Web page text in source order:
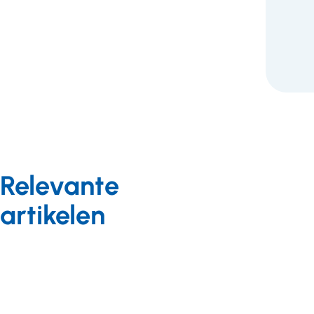
Relevante
artikelen